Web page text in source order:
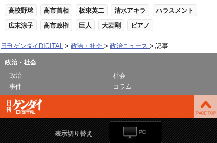
高校野球 高市首相 板東英二 清水アキラ ハラスメント
広末涼子 高市政権 巨人 大岩剛 ピアノ
日刊ゲンダイDIGITAL 政治・社会 政治ニュース 記事
政治・社会
政治
社会
事件
コラム
表示切り替え